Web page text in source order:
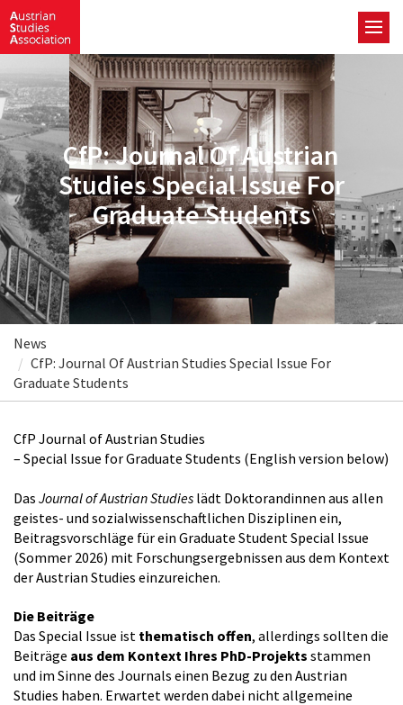
CfP: Journal Of Austrian
Studies Special Issue For
Graduate Students
News
CfP: Journal Of Austrian Studies Special Issue For
Graduate Students
CfP Journal of Austrian Studies
– Special Issue for Graduate Students (English version below)
Das Journal of Austrian Studies lädt Doktorandinnen aus allen
geistes- und sozialwissenschaftlichen Disziplinen ein,
Beitragsvorschläge für ein Graduate Student Special Issue
(Sommer 2026) mit Forschungsergebnissen aus dem Kontext
der Austrian Studies einzureichen.
Die Beiträge
Das Special Issue ist thematisch offen, allerdings sollten die
Beiträge aus dem Kontext Ihres PhD-Projekts stammen
und im Sinne des Journals einen Bezug zu den Austrian
Studies haben. Erwartet werden dabei nicht allgemeine